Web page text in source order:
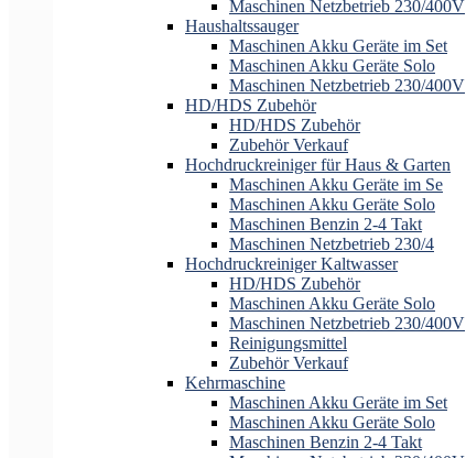
Maschinen Netzbetrieb 230/400V
Haushaltssauger
Maschinen Akku Geräte im Set
Maschinen Akku Geräte Solo
Maschinen Netzbetrieb 230/400V
HD/HDS Zubehör
HD/HDS Zubehör
Zubehör Verkauf
Hochdruckreiniger für Haus & Garten
Maschinen Akku Geräte im Se
Maschinen Akku Geräte Solo
Maschinen Benzin 2-4 Takt
Maschinen Netzbetrieb 230/4
Hochdruckreiniger Kaltwasser
HD/HDS Zubehör
Maschinen Akku Geräte Solo
Maschinen Netzbetrieb 230/400V
Reinigungsmittel
Zubehör Verkauf
Kehrmaschine
Maschinen Akku Geräte im Set
Maschinen Akku Geräte Solo
Maschinen Benzin 2-4 Takt